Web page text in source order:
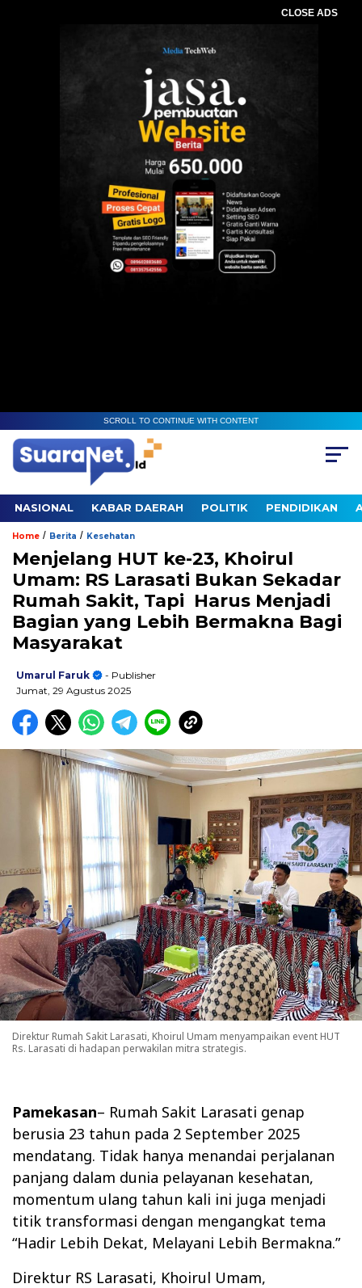
CLOSE ADS
SCROLL TO CONTINUE WITH CONTENT
NASIONAL KABAR DAERAH POLITIK PENDIDIKAN
Home / Berita / Kesehatan
Menjelang HUT ke-23, Khoirul
Umam: RS Larasati Bukan Sekadar
Rumah Sakit, Tapi Harus Menjadi
Bagian yang Lebih Bermakna Bagi
Masyarakat
Umarul Faruk
- Publisher
Jumat, 29 Agustus 2025
Direktur Rumah Sakit Larasati, Khoirul Umam menyampaikan event HUT
Rs. Larasati di hadapan perwakilan mitra strategis.
Pamekasan– Rumah Sakit Larasati genap
berusia 23 tahun pada 2 September 2025
mendatang. Tidak hanya menandai perjalanan
panjang dalam dunia pelayanan kesehatan,
momentum ulang tahun kali ini juga menjadi
titik transformasi dengan mengangkat tema
“Hadir Lebih Dekat, Melayani Lebih Bermakna.”
Direktur RS Larasati, Khoirul Umam,